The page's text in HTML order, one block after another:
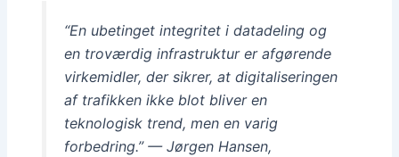
“En ubetinget integritet i datadeling og
en troværdig infrastruktur er afgørende
virkemidler, der sikrer, at digitaliseringen
af trafikken ikke blot bliver en
teknologisk trend, men en varig
forbedring.” — Jørgen Hansen,